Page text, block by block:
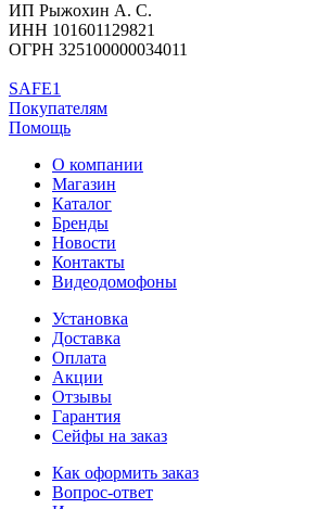
ИП Рыжохин А. С.
ИНН 101601129821
ОГРН 325100000034011
SAFE1
Покупателям
Помощь
О компании
Магазин
Каталог
Бренды
Новости
Контакты
Видеодомофоны
Установка
Доставка
Оплата
Акции
Отзывы
Гарантия
Сейфы на заказ
Как оформить заказ
Вопрос-ответ